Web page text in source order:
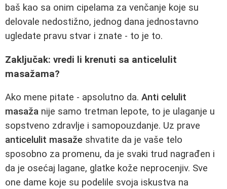
baš kao sa onim cipelama za venčanje koje su
delovale nedostižno, jednog dana jednostavno
ugledate pravu stvar i znate - to je to.
Zaključak: vredi li krenuti sa anticelulit
masažama?
Ako mene pitate - apsolutno da. Anti celulit
masaža nije samo tretman lepote, to je ulaganje u
sopstveno zdravlje i samopouzdanje. Uz prave
anticelulit masaže shvatite da je vaše telo
sposobno za promenu, da je svaki trud nagrađen i
da je osećaj lagane, glatke kože neprocenjiv. Sve
one dame koje su podelile svoja iskustva na